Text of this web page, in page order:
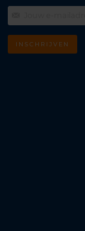
INSCHRIJVEN